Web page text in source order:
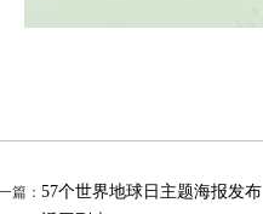
篇： 57个世界地球日主题海报发布